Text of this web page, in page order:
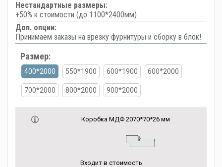
Нестандартные размеры:
+50% к стоимости (до 1100*2400мм)
Доп. опции:
Принимаем заказы на врезку фурнитуры и сборку в блок!
Размер:
400*2000 550*1900 600*1900 600*2000
700*2000 800*2000 900*2000
Коробка МДФ 2070*70*26 мм
Входит в стоимость